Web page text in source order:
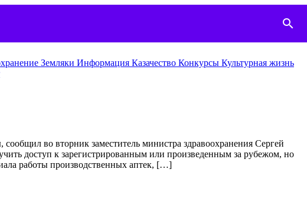
search
Земляки Информация Казачество Конкурcы Культурная жизнь
во вторник заместитель министра здравоохранения Сергей
доступ к зарегистрированным или произведенным за рубежом, но
работы производственных аптек, […]